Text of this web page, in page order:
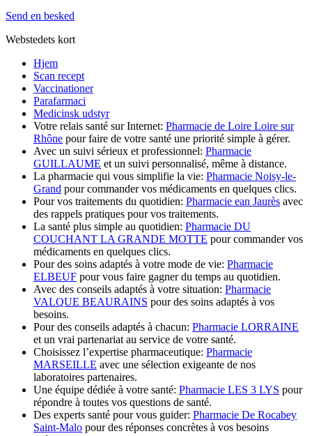
Send en besked
Webstedets kort
Hjem
Scan recept
Vaccinationer
Parafarmaci
Medicinsk udstyr
Votre relais santé sur Internet: Pharmacie de Loire Loire sur
Rhône pour faire de votre santé une priorité simple à gérer.
Avec un suivi sérieux et professionnel: Pharmacie
GUILLAUME et un suivi personnalisé, même à distance.
La pharmacie qui vous simplifie la vie: Pharmacie Noisy-le-
Grand pour commander vos médicaments en quelques clics.
Pour vos traitements du quotidien: Pharmacie ean Jaurès avec
des rappels pratiques pour vos traitements.
La santé plus simple au quotidien: Pharmacie DU
COUCHANT LA GRANDE MOTTE pour commander vos
médicaments en quelques clics.
Pour des soins adaptés à votre mode de vie: Pharmacie
ELBEUF pour vous faire gagner du temps au quotidien.
Avec des conseils adaptés à votre situation: Pharmacie
VALQUE BEAURAINS pour des soins adaptés à vos
besoins.
Pour des conseils adaptés à chacun: Pharmacie LORRAINE
et un vrai partenariat au service de votre santé.
Choisissez l’expertise pharmaceutique: Pharmacie
MARSEILLE avec une sélection exigeante de nos
laboratoires partenaires.
Une équipe dédiée à votre santé: Pharmacie LES 3 LYS pour
répondre à toutes vos questions de santé.
Des experts santé pour vous guider: Pharmacie De Rocabey
Saint-Malo pour des réponses concrètes à vos besoins